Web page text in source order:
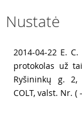
Nustatė
2014-04-22 E.
protokolas už
Ryšininkų g. 2,
COLT, valst. Nr.